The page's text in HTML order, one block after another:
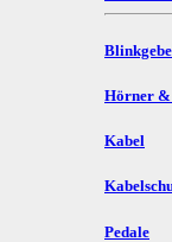
Hörner &
Kabel
Pedale